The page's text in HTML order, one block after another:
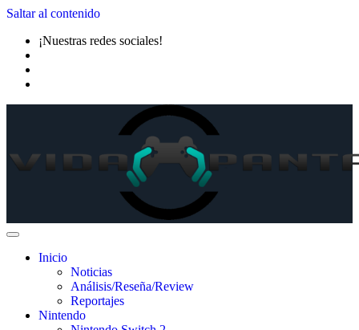
Saltar al contenido
¡Nuestras redes sociales!
Inicio
Noticias
Análisis/Reseña/Review
Reportajes
Nintendo